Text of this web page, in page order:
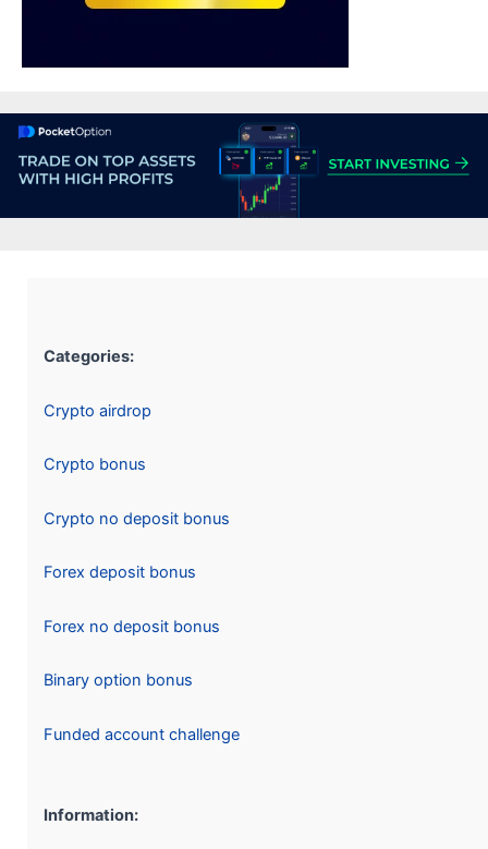
Categories:
Crypto airdrop
Crypto bonus
Crypto no deposit bonus
Forex deposit bonus
Forex no deposit bonus
Binary option bonus
Funded account challenge
Information: